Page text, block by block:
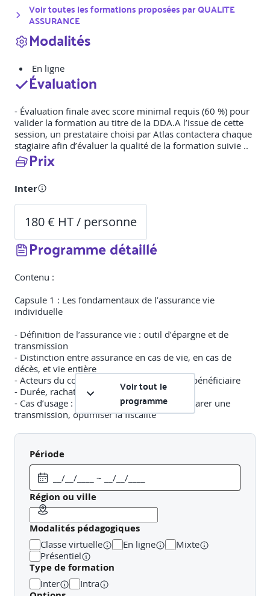
Voir toutes les formations proposées parQUALITE
ASSURANCE
Modalités
En ligne
Évaluation
- Évaluation finale avec score minimal requis (60 %) pour
valider la formation au titre de la DDA.A l’issue de cette
session, un prestataire choisi par Atlas contactera chaque
stagiaire afin d’évaluer la qualité de la formation suivie ..
Prix
Inter
180 € HT / personne
Programme détaillé
Contenu :
Capsule 1 : Les fondamentaux de l’assurance vie
individuelle
- Définition de l’assurance vie : outil d’épargne et de
transmission
- Distinction entre assurance en cas de vie, en cas de
décès, et vie entière
- Acteurs du contrat : souscripteur, assuré, bénéficiaire
- Durée, rachat, avance, clause bénéficiaire
- Cas d’usage : constituer une épargne, préparer une
transmission, optimiser la fiscalité
Capsule 2 : Fiscalité de l’assurance vie et transmission
- Règles fiscales en cas de rachat : après 8 ans,
exonérations,
prélèvements sociaux
- Imposition des capitaux décès : seuils d’exonération,
taxation selon les dates de versement (avant/après 70
ans)
- Fiscalité applicable aux bénéficiaires
- Précautions dans la rédaction de la clause bénéficiaire
- Optimisation de la transmission grâce à l’assurance vie
Capsule 3 : Successions et assurances
- Notions essentielles du droit des successions
Voir tout le
programme
Période
Région ou ville
Modalités pédagogiques
Classe virtuelle En ligne
Mixte
Présentiel
Type de formation
Inter Intra